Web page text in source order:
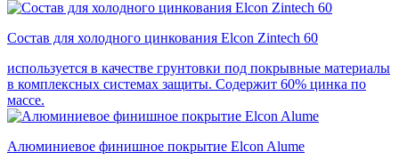
Состав для холодного цинкования Elcon Zintech 60
используется в качестве грунтовки под покрывные материалы
в комплексных системах защиты. Cодержит 60% цинка по
массе.
Алюминиевое финишное покрытие Elcon Alume